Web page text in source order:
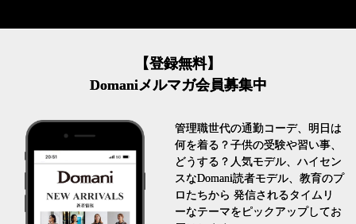
【登録無料】
Domaniメルマガ会員募集中
管理職世代の通勤コーデ、明日は
何を着る？子供の受験や習い事、
どうする？人気モデル、ハイセン
スなDomani読者モデル、教育のプ
ロたちから 発信されるタイムリ
ーなテーマをピックアップしてお